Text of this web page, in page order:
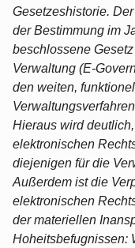
Gesetzeshistorie.
der Bestimmung im
beschlossene
Verwaltung (E-
den weiten,
Hieraus wird
elektronischen
diejenigen für die
Außerdem ist die
elektronischen
der materiellen
Hoheitsbefugnissen: